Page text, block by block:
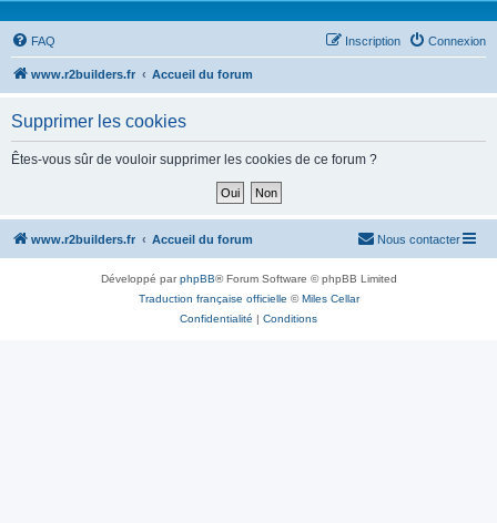
FAQ Connexion
Inscription
www.r2builders.fr Accueil du forum
Supprimer les cookies
Êtes-vous sûr de vouloir supprimer les cookies de ce forum ?
www.r2builders.fr Accueil du forum Nous contacter
Développé parphpBB® Forum Software © phpBB Limited
Traduction française officielle ©Miles Cellar
Confidentialité | Conditions